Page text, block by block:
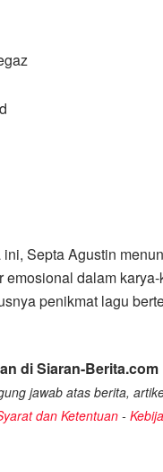
Septa Agustin
dalam
penikmat lagu
di Siaran-Berita.com
jawab atas berita,
dan Ketentuan -